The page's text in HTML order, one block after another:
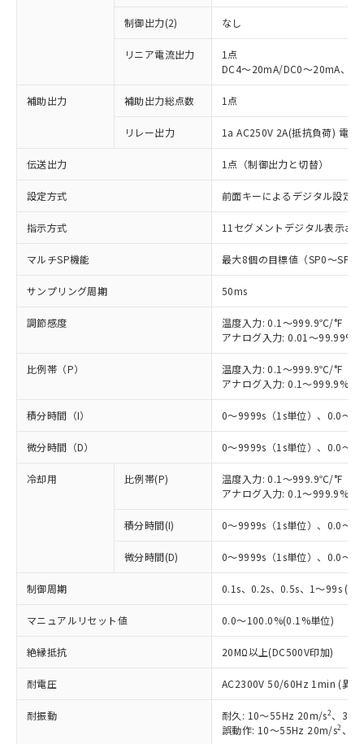
制御出力(2) なし
リニア電流出力
1点
DC4～20mA/DC0～20mA、
補助出力 補助出力総点数 1点
リレー出力 1a AC250V 2A(抵抗負荷) 電
伝送出力 1点（制御出力と切替）
設定方式 前面キーによるデジタル設定
指示方式 11セグメントデジタル表示お
マルチSP機能 最大8個の目標値（SP0～SP7
サンプリング周期 50ms
調節感度
温度入力: 0.1～999.9℃/°F（
アナログ入力: 0.01～
比例帯（P）
温度入力: 0.1～999.9℃/°F（
アナログ入力: 0.1～999.9%FS
積分時間（I） 0～9999s（1s単位）、0.0～
微分時間（D） 0～9999s（1s単位）、0.0～
冷却用 比例帯(P)
温度入力: 0.1～999.9℃/°F（
アナログ入力: 0.1～999.9%FS
積分時間(I) 0～9999s（1s単位）、0.0～
微分時間(D) 0～9999s（1s単位）、0.0～
制御周期 0.1s、0.2s、0.5s、1～99s (1s
マニュアルリセット値 0.0～100.0%(0.1%単位)
絶縁抵抗 20MΩ以上(DC500V印加)
耐電圧 AC2300V 50/60Hz 1min (異極
耐振動 耐久: 10～55Hz 20m/s2、3軸
誤動作: 10～55Hz 20m/s2 、3
ご利用条件
以下の条件をお読みいただき、同意のうえ
本サービスは、当社制御機器事業取扱
※1 対応状況
対応済み：EU RoHS指令（10物質）の
非含有に対応した製品が提供可能な商品で
す。
対応予定：EU RoHS指令（10物質）の非含
有に対応した製品に切り替える予定のある
商品です。
対応予定なし：EU RoHS指令（10物質）の
非含有に非対応の商品で、対応品を出す予
調査・確認中：EU RoHS指令（10物質）の
非含有の対応状況を調査中または確認中の